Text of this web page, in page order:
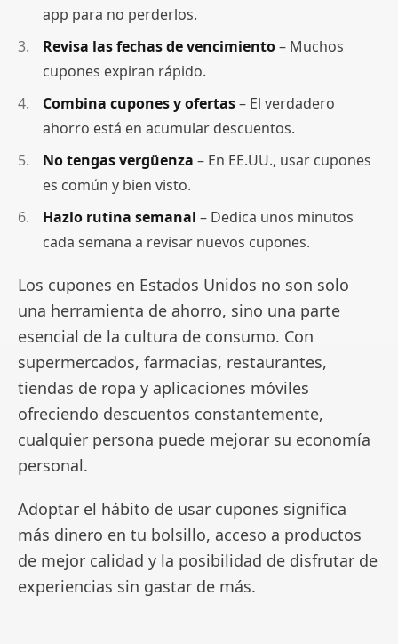
app para no perderlos.
Revisa las fechas de vencimiento– Muchos
cupones expiran rápido.
Combina cupones y ofertas– El verdadero
ahorro está en acumular descuentos.
No tengas vergüenza – En EE.UU., usar cupones
es común y bien visto.
Hazlo rutina semanal – Dedica unos minutos
cada semana a revisar nuevos cupones.
Los cupones en Estados Unidos no son solo
una herramienta de ahorro, sino una parte
esencial de la cultura de consumo. Con
supermercados, farmacias, restaurantes,
tiendas de ropa y aplicaciones móviles
ofreciendo descuentos constantemente,
cualquier persona puede mejorar su economía
personal.
Adoptar el hábito de usar cupones significa
más dinero en tu bolsillo, acceso a productos
de mejor calidad y la posibilidad de disfrutar de
experiencias sin gastar de más.